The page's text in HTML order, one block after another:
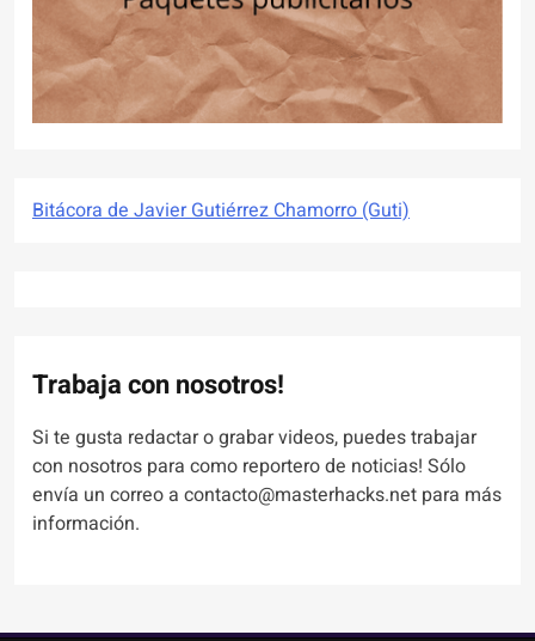
Bitácora de Javier Gutiérrez Chamorro (Guti)
Trabaja con nosotros!
Si te gusta redactar o grabar videos, puedes trabajar
con nosotros para como reportero de noticias! Sólo
envía un correo a contacto@masterhacks.net para más
información.